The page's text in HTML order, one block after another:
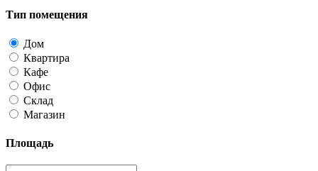
Тип помещения
Дом
Квартира
Кафе
Офис
Склад
Магазин
Площадь